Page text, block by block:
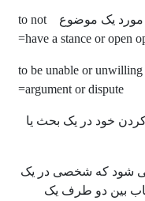
نداشتن یک موضع یا عقیده آشکار در مورد یک موضوع to not
have a stance or open
to be unable or unwilling
argument or dispute=
کردن خود در یک بحث یا
شود که شخصی در یک
بین دو طرف یک